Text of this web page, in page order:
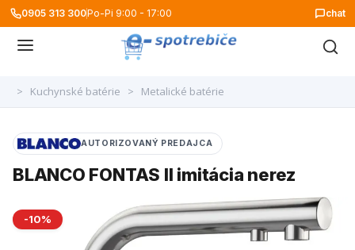
0905 313 300Po-Pi 9:00 - 17:00 chat
> Kuchynské batérie > Metalické batérie
-10%
AUTORIZOVANÝ PREDAJCA
BLANCO FONTAS II imitácia nerez